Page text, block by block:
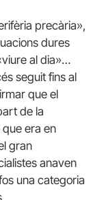
precària»,
dures
al dia»…
seguit fins al
que el
de la
que era en
gran
anaven
una categoria